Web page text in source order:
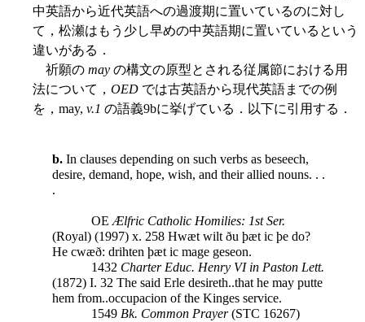
中英語から近代英語への過渡期に置いているのに対し
て，松瀬はもう少し早めの中英語期に置いているという
違いがある．
祈願の may の構文の原型とされる従属節における用
法について， OED では古英語から現代英語までの例
を，may, v.1 の語義9bに挙げている．以下に引用する．
b. In clauses depending on such verbs as beseech,
desire, demand, hope, wish, and their allied nouns. . .
.
OEÆlfric Catholic Homilies: 1st Ser.
(Royal) (1997) x. 258 Hwæt wilt ðu þæt ic þe do?
He cwæð: drihten þæt ic mage geseon.
1432 Charter Educ. Henry VI in Paston Lett.
(1872) I. 32 The said Erle desireth..that he may putte
hem from..occupacion of the Kinges service.
1549 Bk. Common Prayer(STC 16267)